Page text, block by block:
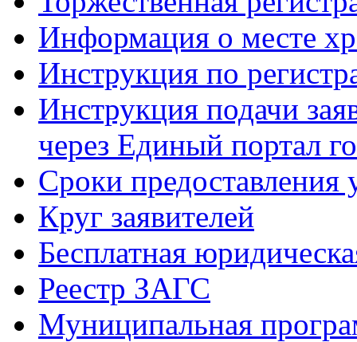
Информация о месте
Инструкция по
Инструкция подачи
через Единый портал
Сроки предоставления
Круг заявителей
Бесплатная
Реестр ЗАГС
Муниципальная